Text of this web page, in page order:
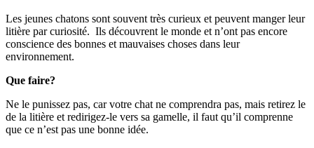
Les jeunes chatons sont souvent très curieux et peuvent manger leur
litière par curiosité. Ils découvrent le monde et n’ont pas encore
conscience des bonnes et mauvaises choses dans leur
environnement.
Que faire?
Ne le punissez pas, car votre chat ne comprendra pas, mais retirez le
de la litière et redirigez-le vers sa gamelle, il faut qu’il comprenne
que ce n’est pas une bonne idée.